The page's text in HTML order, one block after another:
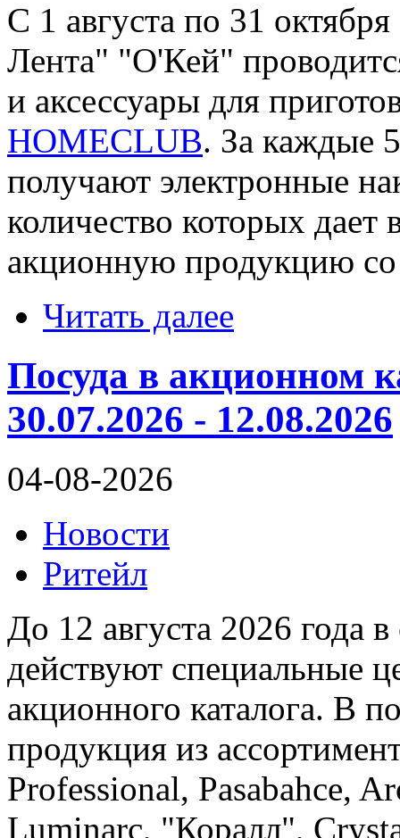
С 1 августа по 31
Лента" "О'Кей"
и аксессуары для
HOMECLUB. За каждые
получают электронные
количество которых
акционную продукцию
Читать далее
Посуда в акционном
30.07.2026 - 12.08.2026
04-08-2026
Новости
Ритейл
До 12 августа 2026 года
действуют специальные
акционного каталога. В
продукция из
Professional, Pasabahce,
Luminarc, "Коралл",